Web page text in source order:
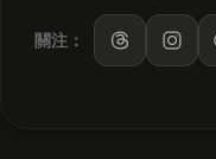
關注：